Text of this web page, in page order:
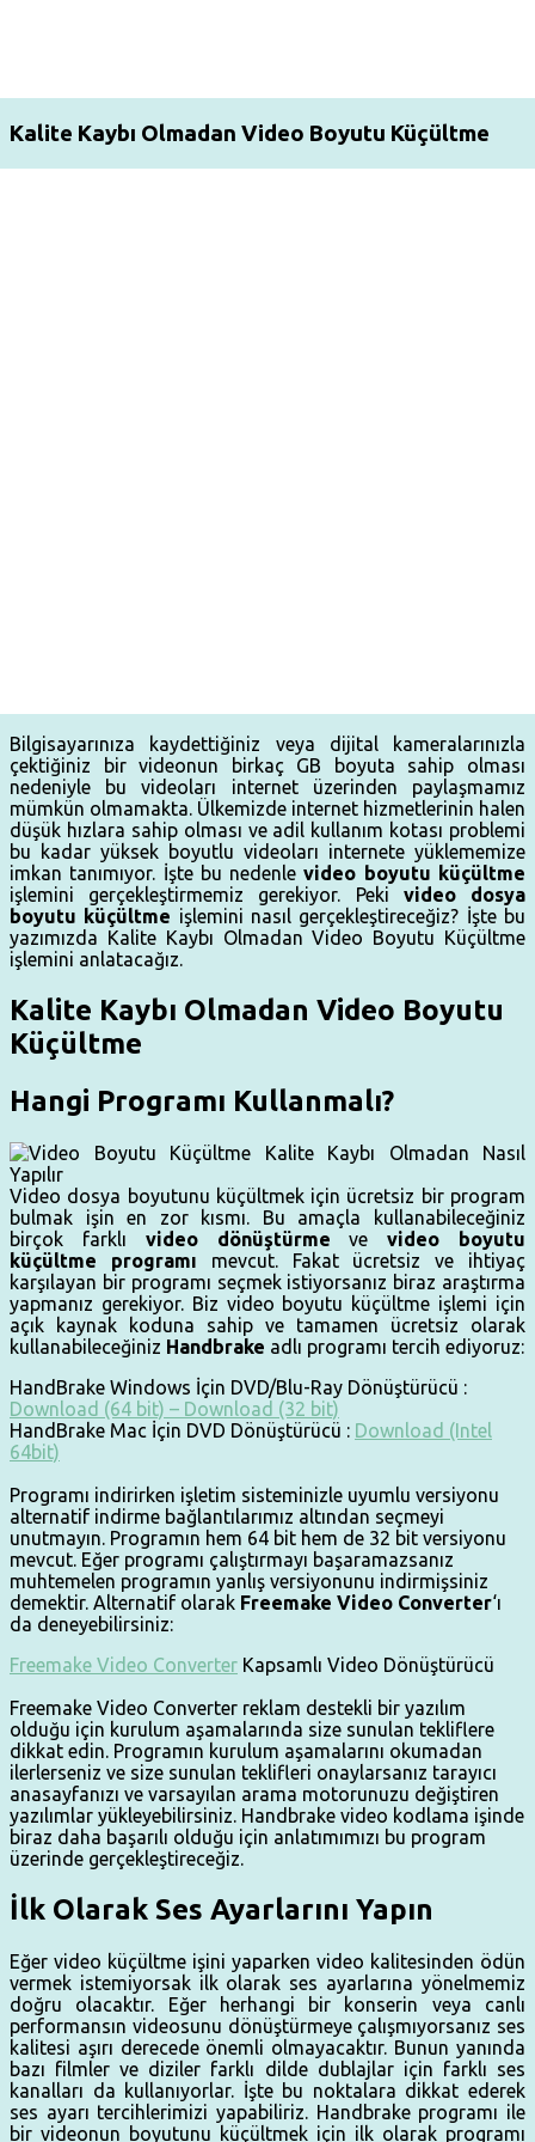
Kalite Kaybı Olmadan Video Boyutu Küçültme
Bilgisayarınıza kaydettiğiniz veya dijital kameralarınızla
çektiğiniz bir videonun birkaç GB boyuta sahip olması
nedeniyle bu videoları internet üzerinden paylaşmamız
mümkün olmamakta. Ülkemizde internet hizmetlerinin halen
düşük hızlara sahip olması ve adil kullanım kotası problemi
bu kadar yüksek boyutlu videoları internete yüklememize
imkan tanımıyor. İşte bu nedenlevideo boyutu küçültme
işlemini gerçekleştirmemiz gerekiyor. Peki video dosya
boyutu küçültme işlemini nasıl gerçekleştireceğiz? İşte bu
yazımızda Kalite Kaybı Olmadan Video Boyutu Küçültme
işlemini anlatacağız.
Kalite Kaybı Olmadan Video Boyutu
Küçültme
Hangi Programı Kullanmalı?
Video dosya boyutunu küçültmek için ücretsiz bir program
bulmak işin en zor kısmı. Bu amaçla kullanabileceğiniz
birçok farklı video dönüştürme vevideo boyutu
küçültme programı mevcut. Fakat ücretsiz ve ihtiyaç
karşılayan bir programı seçmek istiyorsanız biraz araştırma
yapmanız gerekiyor. Biz video boyutu küçültme işlemi için
açık kaynak koduna sahip ve tamamen ücretsiz olarak
kullanabileceğiniz Handbrake adlı programı tercih ediyoruz:
HandBrake Windows İçin DVD/Blu-Ray Dönüştürücü :
Download (64 bit) – Download (32 bit)
HandBrake Mac İçin DVD Dönüştürücü : Download (Intel
64bit)
Programı indirirken işletim sisteminizle uyumlu versiyonu
alternatif indirme bağlantılarımız altından seçmeyi
unutmayın. Programın hem 64 bit hem de 32 bit versiyonu
mevcut. Eğer programı çalıştırmayı başaramazsanız
muhtemelen programın yanlış versiyonunu indirmişsiniz
demektir. Alternatif olarak Freemake Video Converter‘ı
da deneyebilirsiniz:
Freemake Video Converter Kapsamlı Video Dönüştürücü
Freemake Video Converter reklam destekli bir yazılım
olduğu için kurulum aşamalarında size sunulan tekliflere
dikkat edin. Programın kurulum aşamalarını okumadan
ilerlerseniz ve size sunulan teklifleri onaylarsanız tarayıcı
anasayfanızı ve varsayılan arama motorunuzu değiştiren
yazılımlar yükleyebilirsiniz. Handbrake video kodlama işinde
biraz daha başarılı olduğu için anlatımımızı bu program
üzerinde gerçekleştireceğiz.
İlk Olarak Ses Ayarlarını Yapın
Eğer video küçültme işini yaparken video kalitesinden ödün
vermek istemiyorsak ilk olarak ses ayarlarına yönelmemiz
doğru olacaktır. Eğer herhangi bir konserin veya canlı
performansın videosunu dönüştürmeye çalışmıyorsanız ses
kalitesi aşırı derecede önemli olmayacaktır. Bunun yanında
bazı filmler ve diziler farklı dilde dublajlar için farklı ses
kanalları da kullanıyorlar. İşte bu noktalara dikkat ederek
ses ayarı tercihlerimizi yapabiliriz. Handbrake programı ile
bir videonun boyutunu küçültmek için ilk olarak programı